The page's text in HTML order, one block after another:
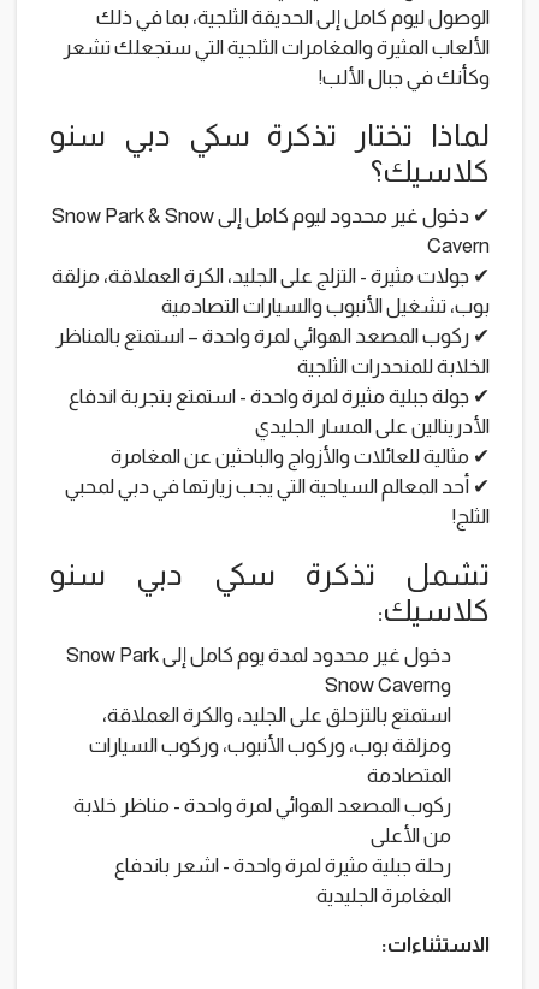
الوصول ليوم كامل إلى الحديقة الثلجية، بما في ذلك
الألعاب المثيرة والمغامرات الثلجية التي ستجعلك تشعر
وكأنك في جبال الألب!
لماذا تختار تذكرة سكي دبي سنو
كلاسيك؟
✔ دخول غير محدود ليوم كامل إلى Snow Park & ​​Snow
Cavern
✔ جولات مثيرة - التزلج على الجليد، الكرة العملاقة، مزلقة
بوب، تشغيل الأنبوب والسيارات التصادمية
✔ ركوب المصعد الهوائي لمرة واحدة – استمتع بالمناظر
الخلابة للمنحدرات الثلجية
✔ جولة جبلية مثيرة لمرة واحدة - استمتع بتجربة اندفاع
الأدرينالين على المسار الجليدي
✔ مثالية للعائلات والأزواج والباحثين عن المغامرة
✔ أحد المعالم السياحية التي يجب زيارتها في دبي لمحبي
الثلج!
تشمل تذكرة سكي دبي سنو
كلاسيك:
دخول غير محدود لمدة يوم كامل إلى Snow Park
وSnow Cavern
استمتع بالتزحلق على الجليد، والكرة العملاقة،
ومزلقة بوب، وركوب الأنبوب، وركوب السيارات
المتصادمة
ركوب المصعد الهوائي لمرة واحدة - مناظر خلابة
من الأعلى
رحلة جبلية مثيرة لمرة واحدة - اشعر باندفاع
المغامرة الجليدية
الاستثناءات: